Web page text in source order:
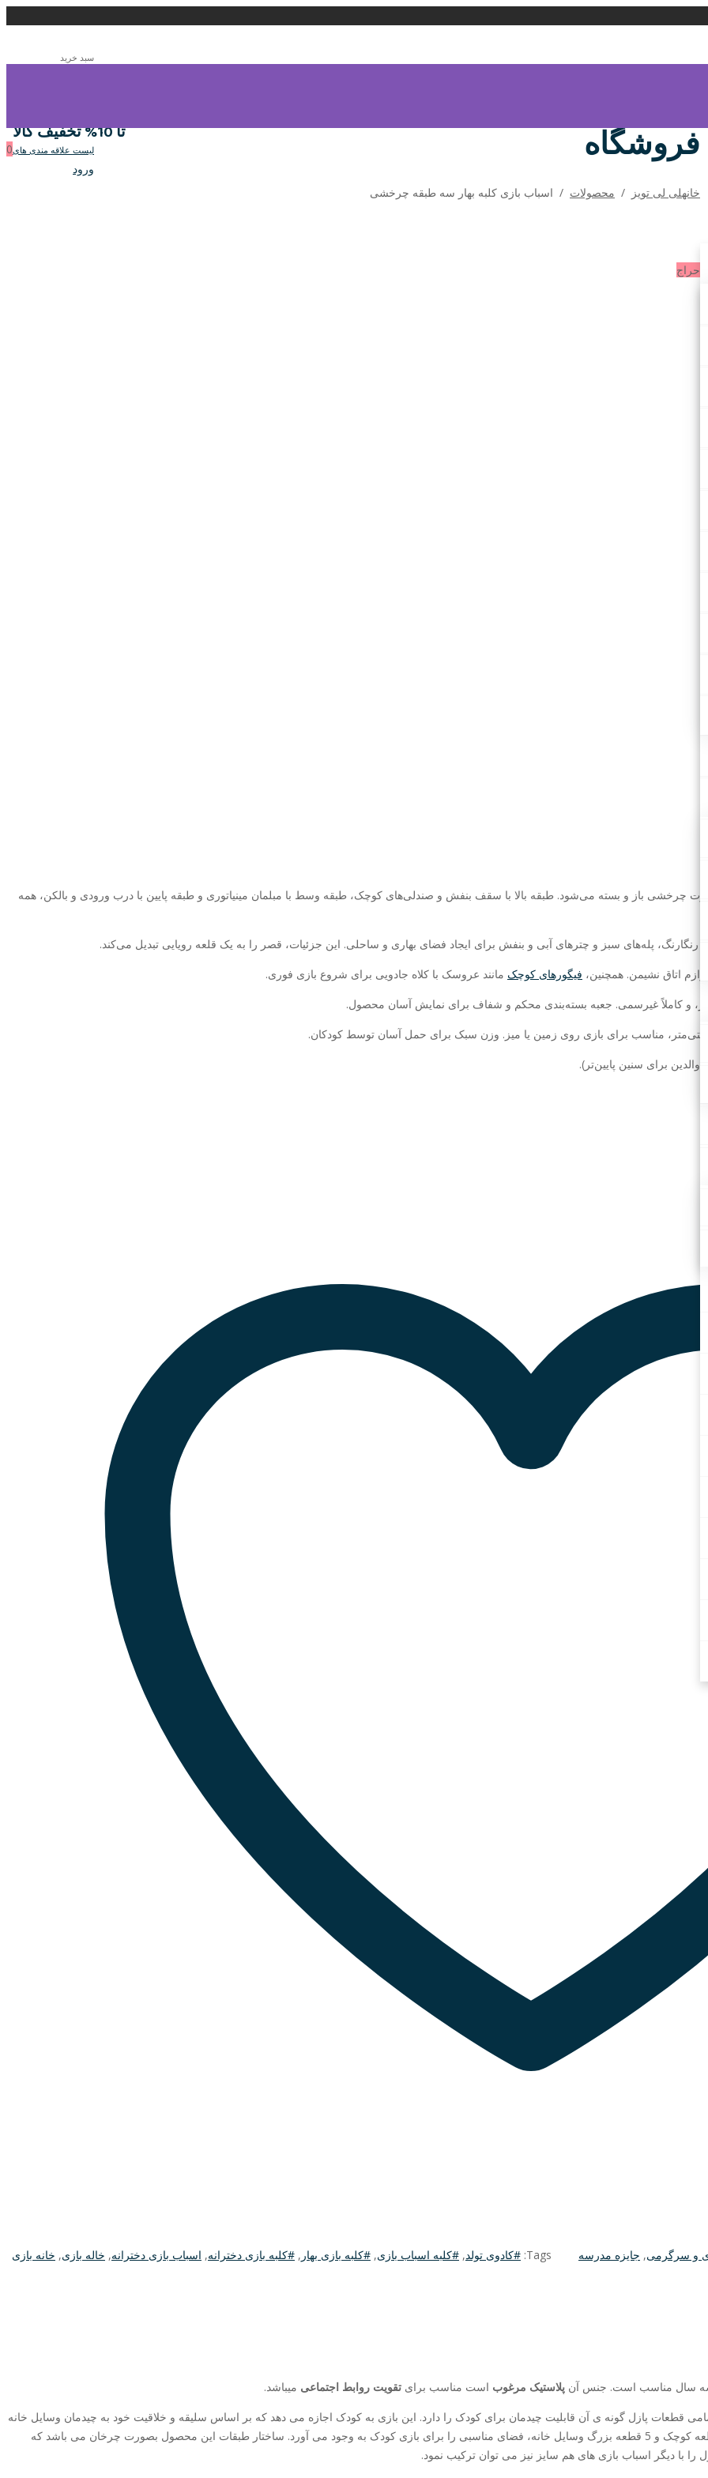
سبد خرید
لیست علاقه مندی های0
ورود
تا 10% تخفیف کالا فروشگاه
خانهلی لی تویز / محصولات / اسباب بازی کلبه بهار سه طبقه چرخشی
حراج
باز و بسته می‌شود. طبقه بالا با سقف بنفش و صندلی‌های کوچک، طبقه وسط با مبلمان مینیاتوری و طبقه پایین با درب ورودی و بالکن، همه
پله‌های سبز و چترهای آبی و بنفش برای ایجاد فضای بهاری و ساحلی. این جزئیات، قصر را به یک قلعه رویایی تبدیل می‌کند.
اتاق نشیمن. همچنین، فیگورهای کوچک مانند عروسک با کلاه جادویی برای شروع بازی فوری.
و سرگرمی, جایزه مدرسه Tags: #کادوی تولد, #کلبه اسباب بازی, #کلبه بازی بهار , #کلبه بازی دخترانه, اسباب بازی دخترانه, خاله بازی, خانه بازی
سه سال مناسب است. جنس آن پلاستیک مرغوب است مناسب برای تقویت روابط اجتماعی میباشد.
در 3 طبقه با نمای آجری است که تمامی قطعات پازل گونه ی آن قابلیت چیدمان برای کودک را دارد. این بازی به کودک اجازه می دهد که بر اساس سلیقه و خلاقیت خود به چیدمان وسایل خانه
بپردازد و مکان مناسب هر وسیله را بشناسد. خانه شادی با به کارگیری 40 قطعه کوچک و 5 قطعه بزرگ وسایل خانه، فضای مناسبی را برای بازی کودک به وجود می آورد. ساختار طبقات این محصول بصورت چرخان می باشد که
را با دیگر اسباب بازی های هم سایز نیز می توان ترکیب نمود.